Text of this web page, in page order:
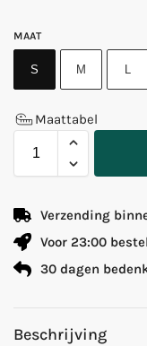
MAAT
S M L
Maattabel
Verzending
Voor 23:00
30 dagen
Beschrijving